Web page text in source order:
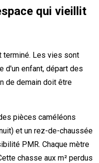
qui vieillit
terminé. Les vies sont
d'un enfant, départ des
de demain doit être
pièces caméléons
et un rez-de-chaussée
PMR. Chaque mètre
chasse aux m² perdus